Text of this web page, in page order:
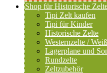
Shop für Historische
Tipi Zelt kaufen
Tipi für Kinder
Historische Zelte
Westernzelte /
Lagerplane und
Rundzelte
Zeltzubehör